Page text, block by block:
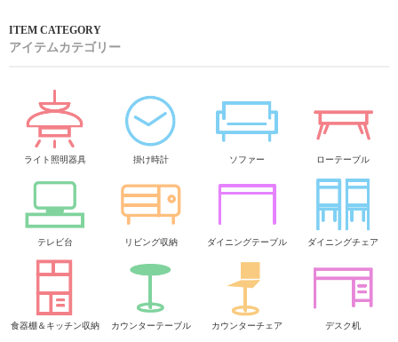
アイテムカテゴリー
ライト照明器具 掛け時計 ソファー ローテーブル
テレビ台 リビング収納 ダイニングテーブル ダイニングチェア
食器棚＆キッチン収納 カウンターテーブル カウンターチェア デスク机